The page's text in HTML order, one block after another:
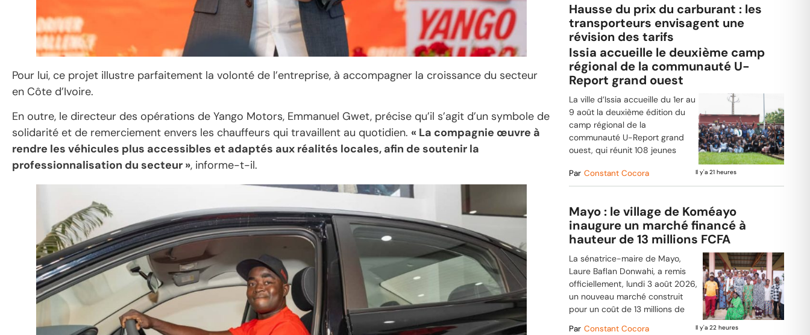
Pour lui, ce projet illustre parfaitement la volonté de l’entreprise, à accompagner la croissance du secteur
en Côte d’Ivoire.
En outre, le directeur des opérations de Yango Motors, Emmanuel Gwet, précise qu’il s’agit d’un symbole de
solidarité et de remerciement envers les chauffeurs qui travaillent au quotidien. « La compagnie œuvre à
rendre les véhicules plus accessibles et adaptés aux réalités locales, afin de soutenir la
professionnalisation du secteur », informe-t-il.
Hausse du prix du carburant : les
transporteurs envisagent une
révision des tarifs
Issia accueille le deuxième camp
régional de la communauté U-
Report grand ouest
La ville d’Issia accueille du 1er au
9 août la deuxième édition du
camp régional de la
communauté U-Report grand
ouest, qui réunit 108 jeunes
Par Constant Cocora Il y'a 21 heures
Mayo : le village de Koméayo
inaugure un marché financé à
hauteur de 13 millions FCFA
La sénatrice-maire de Mayo,
Laure Baflan Donwahi, a remis
officiellement, lundi 3 août 2026,
un nouveau marché construit
pour un coût de 13 millions de
Par Constant Cocora Il y'a 22 heures